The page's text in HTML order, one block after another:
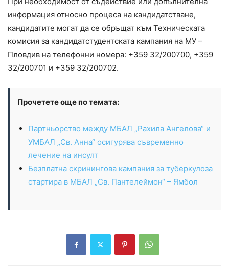
информация относно процеса на кандидатстване,
кандидатите могат да се обръщат към Техническата
комисия за кандидатстудентската кампания на МУ –
Пловдив на телефонни номера: +359 32/200700, +359
32/200701 и +359 32/200702.
Прочетете още по темата:
Партньорство между МБАЛ „Рахила Ангелова“ и
УМБАЛ „Св. Анна“ осигурява съвременно
лечение на инсулт
Безплатна скринингова кампания за туберкулоза
стартира в МБАЛ „Св. Пантелеймон“ – Ямбол